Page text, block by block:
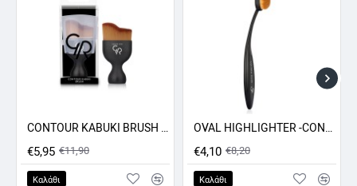
ΠΡΟΣΦΟΡΑ -50% CONTOUR KABUKI BRUSH GR
€5,95 €11,90
Καλάθι
ΠΡΟΣΦΟΡΑ -50%OVAL HIGHLIGHTER -CONCEALER - CONTOUR BRUSH GR
€4,10 €8,20
Καλάθι